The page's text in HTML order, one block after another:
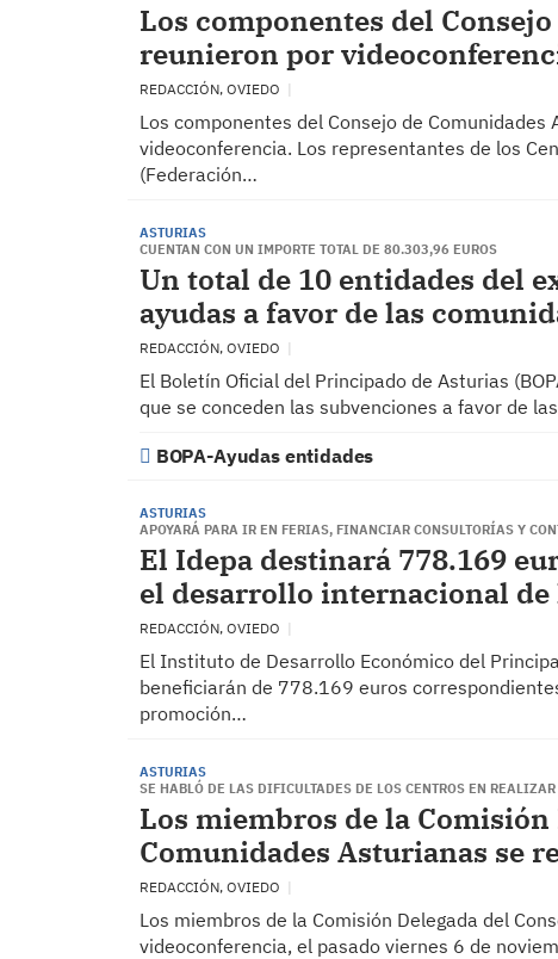
Los componentes del
reunieron por
REDACCIÓN, OVIEDO
Los componentes del Consejo de
videoconferencia. Los representantes de los
(Federación…
ASTURIAS
CUENTAN CON UN IMPORTE TOTAL DE 80.303,96 EUROS
Un total de 10 entidades del
ayudas a favor de las
REDACCIÓN, OVIEDO
El Boletín Oficial del Principado de Asturias
que se conceden las subvenciones a favor de
BOPA-Ayudas entidades
ASTURIAS
APOYARÁ PARA IR EN FERIAS, FINANCIAR CONSULTORÍAS Y
El Idepa destinará 778.169
el desarrollo internacional de
REDACCIÓN, OVIEDO
El Instituto de Desarrollo Económico del
beneficiarán de 778.169 euros
promoción…
ASTURIAS
SE HABLÓ DE LAS DIFICULTADES DE LOS CENTROS EN
Los miembros de la Comisión
Comunidades Asturianas se
REDACCIÓN, OVIEDO
Los miembros de la Comisión Delegada del
videoconferencia, el pasado viernes 6 de